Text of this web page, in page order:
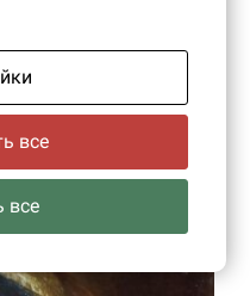
все
все